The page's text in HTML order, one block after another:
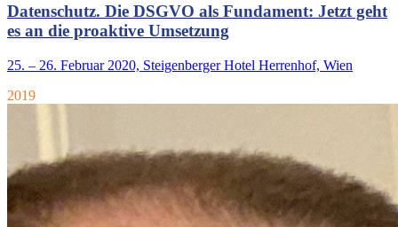
Datenschutz. Die DSGVO als Fundament: Jetzt geht
es an die proaktive Umsetzung
25. – 26. Februar 2020, Steigenberger Hotel Herrenhof, Wien
2019